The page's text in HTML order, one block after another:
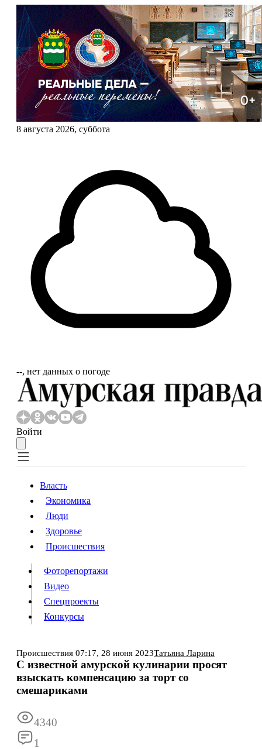
8 августа 2026, суббота
‐‐, нет данных о погоде
Войти
Власть
Происшествия
Видео
Конкурсы
Реклама Все новости
Власть
Экономика
Люди
Здоровье
Происшествия
Фоторепортажи
Видео
Спецпроекты
Конкурсы
Происшествия 07:17, 28 июня 2023Татьяна Ларина
С известной амурской кулинарии просят
взыскать компенсацию за торт со
смешариками
4340
1